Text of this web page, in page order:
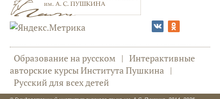
Образование на русском | Интерактивные
авторские курсы Института Пушкина |
Русский для всех детей